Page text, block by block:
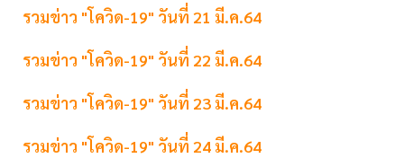
รวมข่าว "โควิด-19" วันที่ 21 มี.ค.64
รวมข่าว "โควิด-19" วันที่ 22 มี.ค.64
รวมข่าว "โควิด-19" วันที่ 23 มี.ค.64
รวมข่าว "โควิด-19" วันที่ 24 มี.ค.64